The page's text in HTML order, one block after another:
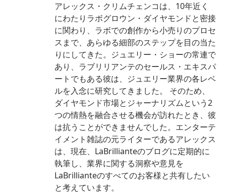
アレックス・クリムチェンコは、10年近く
にわたりラボグロウン・ダイヤモンドと密接
に関わり、ラボでの創作から小売りのプロセ
スまで、あらゆる細部のステップを目の当た
りにしてきた。ジュエリー・ショーの常連で
あり、ラブリリアンテのセールス・エキスパ
ートでもある彼は、ジュエリー業界の各レベ
ルを入念に研究してきました。 そのため、
ダイヤモンド市場とジャーナリズムという2
つの情熱を融合させる機会が訪れたとき、彼
は抗うことができませんでした。エンターテ
イメント雑誌の元ライターであるアレックス
は、現在、LaBrillianteのブログに定期的に
執筆し、業界に関する洞察や意見を
LaBrillianteのすべてのお客様と共有したい
と考えています。